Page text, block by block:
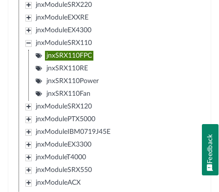
jnxModuleSRX220
jnxModuleEXXRE
jnxModuleEX4300
jnxModuleSRX110
jnxSRX110FPC
jnxSRX110RE
jnxSRX110Power
jnxSRX110Fan
jnxModuleSRX120
jnxModulePTX5000
jnxModuleIBM0719J45E
jnxModuleEX3300
jnxModuleT4000
jnxModuleSRX550
jnxModuleACX
Feedback